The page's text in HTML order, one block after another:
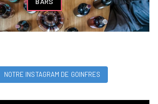
NOTRE INSTAGRAM DE GOINFRES